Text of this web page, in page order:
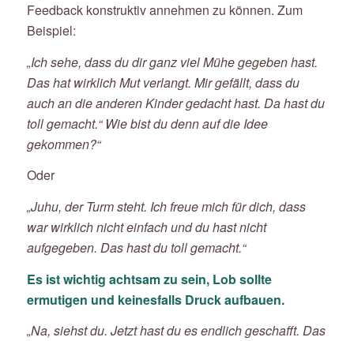
Feedback konstruktiv annehmen zu können. Zum
Beispiel:
„Ich sehe, dass du dir ganz viel Mühe gegeben hast.
Das hat wirklich Mut verlangt. Mir gefällt, dass du
auch an die anderen Kinder gedacht hast. Da hast du
toll gemacht.“ Wie bist du denn auf die Idee
gekommen?“
Oder
„Juhu, der Turm steht. Ich freue mich für dich, dass
war wirklich nicht einfach und du hast nicht
aufgegeben. Das hast du toll gemacht.“
Es ist wichtig achtsam zu sein, Lob sollte
ermutigen und keinesfalls Druck aufbauen.
„Na, siehst du. Jetzt hast du es endlich geschafft. Das